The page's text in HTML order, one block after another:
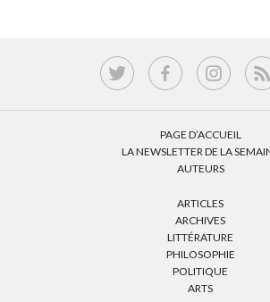
PAGE D’ACCUEIL
LA NEWSLETTER DE LA
AUTEURS
ARTICLES
ARCHIVES
LITTÉRATURE
PHILOSOPHIE
POLITIQUE
ARTS